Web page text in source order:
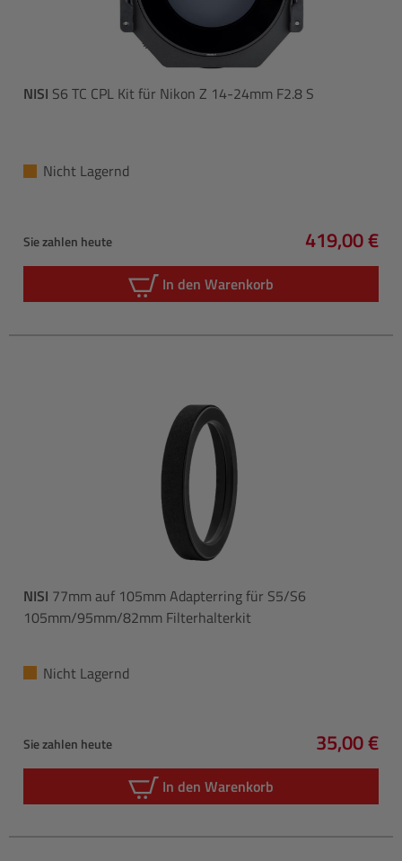
NISI S6 TC CPL Kit für Nikon Z 14-24mm F2.8 S
Nicht Lagernd
Sie zahlen heute
Regulärer
419,00 €
In den Warenkorb
NISI 77mm auf 105mm Adapterring für S5/S6
105mm/95mm/82mm Filterhalterkit
Nicht Lagernd
Sie zahlen heute 35,00 €
In den Warenkorb